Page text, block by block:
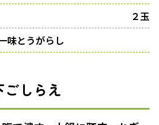
２玉
味とうがらし
ごしらえ